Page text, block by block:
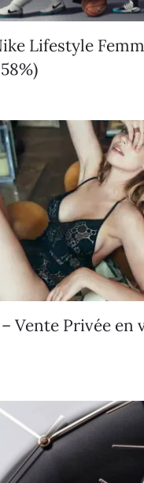
Lifestyle
Vente Privée en